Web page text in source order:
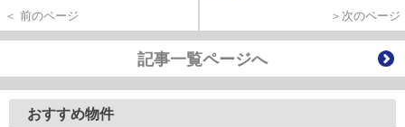
＜ 前のページ ＞次のページ
記事一覧ページへ
おすすめ物件